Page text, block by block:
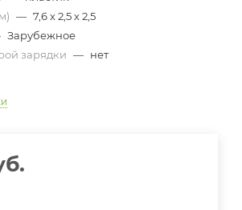
— 7,6 х 2,5 х 2,5
Зарубежное
зарядки — нет